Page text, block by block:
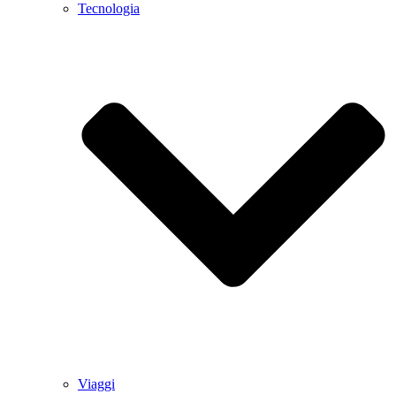
Tecnologia
Viaggi